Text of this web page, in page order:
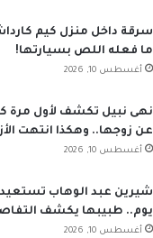
سرقة داخل منزل كيم
ما فعله اللص بسيارتها!
أغسطس 10, 2026
نهى نبيل تكشف لأول مرة
عن زوجها.. وهكذا انتهت
أغسطس 10, 2026
يوم.. طبيبها يكشف
أغسطس 10, 2026